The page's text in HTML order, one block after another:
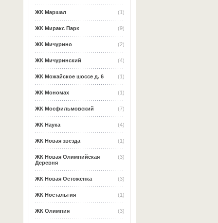
(1)
ЖК Маршал
(9)
ЖК Миракс Парк
(2)
ЖК Мичурино
(4)
ЖК Мичуринский
(1)
ЖК Можайское шоссе д. 6
(1)
ЖК Мономах
(7)
ЖК Мосфильмовский
(4)
ЖК Наука
(1)
ЖК Новая звезда
(3)
ЖК Новая Олимпийская
Деревня
(3)
ЖК Новая Остоженка
(1)
ЖК Ностальгия
(3)
ЖК Олимпия